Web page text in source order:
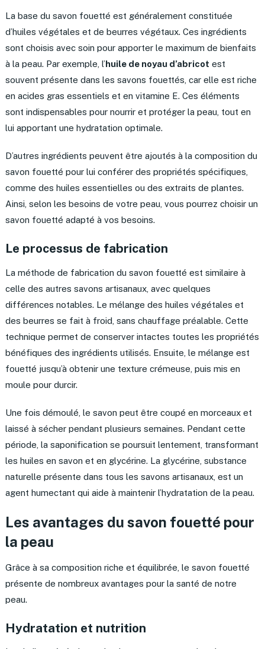
La base du savon fouetté est généralement constituée
d’huiles végétales et de beurres végétaux. Ces ingrédients
sont choisis avec soin pour apporter le maximum de bienfaits
à la peau. Par exemple, l’huile de noyau d’abricot est
souvent présente dans les savons fouettés, car elle est riche
en acides gras essentiels et en vitamine E. Ces éléments
sont indispensables pour nourrir et protéger la peau, tout en
lui apportant une hydratation optimale.
D’autres ingrédients peuvent être ajoutés à la composition du
savon fouetté pour lui conférer des propriétés spécifiques,
comme des huiles essentielles ou des extraits de plantes.
Ainsi, selon les besoins de votre peau, vous pourrez choisir un
savon fouetté adapté à vos besoins.
Le processus de fabrication
La méthode de fabrication du savon fouetté est similaire à
celle des autres savons artisanaux, avec quelques
différences notables. Le mélange des huiles végétales et
des beurres se fait à froid, sans chauffage préalable. Cette
technique permet de conserver intactes toutes les propriétés
bénéfiques des ingrédients utilisés. Ensuite, le mélange est
fouetté jusqu’à obtenir une texture crémeuse, puis mis en
moule pour durcir.
Une fois démoulé, le savon peut être coupé en morceaux et
laissé à sécher pendant plusieurs semaines. Pendant cette
période, la saponification se poursuit lentement, transformant
les huiles en savon et en glycérine. La glycérine, substance
naturelle présente dans tous les savons artisanaux, est un
agent humectant qui aide à maintenir l’hydratation de la peau.
Les avantages du savon fouetté pour
la peau
Grâce à sa composition riche et équilibrée, le savon fouetté
présente de nombreux avantages pour la santé de notre
peau.
Hydratation et nutrition